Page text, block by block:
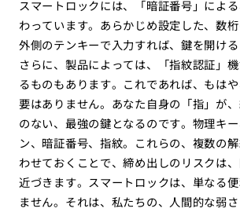
スマートロックには、「暗証番号」によ
わっています。あらかじめ設定した、数
外側のテンキーで入力すれば、鍵を開ける
さらに、製品によっては、「指紋認証」
るものもあります。これであれば、もは
要はありません。あなた自身の「指」が
のない、最強の鍵となるのです。物理キ
ン、暗証番号、指紋。これらの、複数の
わせておくことで、締め出しのリスクは
近づきます。スマートロックは、単なる
ません。それは、私たちの、人間的な弱